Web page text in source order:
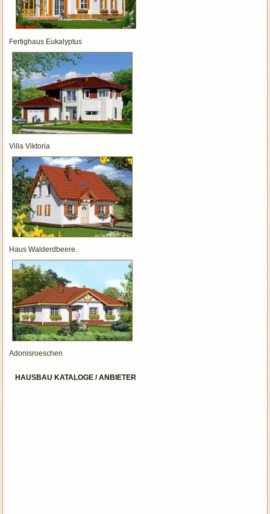
Fertighaus Eukalyptus
Villa Viktoria
Haus Walderdbeere.
Adonisroeschen
HAUSBAU KATALOGE / ANBIETER